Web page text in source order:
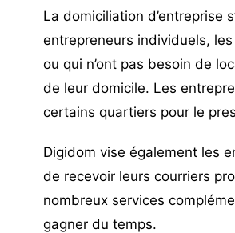
La domiciliation d’entreprise
entrepreneurs individuels,
ou qui n’ont pas besoin de
de leur domicile. Les
certains quartiers pour le
Digidom vise également les
de recevoir leurs courriers
nombreux services
gagner du temps.